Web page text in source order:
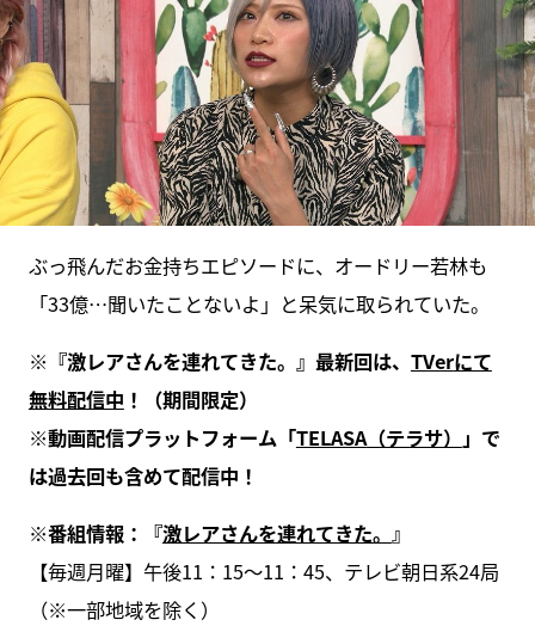
ぶっ飛んだお金持ちエピソードに、オードリー若林も
「33億…聞いたことないよ」と呆気に取られていた。
※ 『激レアさんを連れてきた。』最新回は、 TVerにて
無料配信中 ！（期間限定）
※動画配信プラットフォーム「TELASA（テラサ） 」で
は過去回も含めて配信中！
※番組情報：『激レアさんを連れてきた。 』
【毎週月曜】午後11：15～11：45、テレビ朝日系24局
（※⼀部地域を除く）